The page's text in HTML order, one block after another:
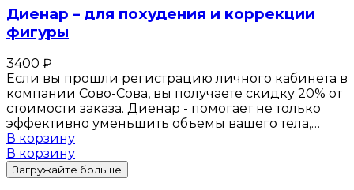
Диенар – для похудения и коррекции
фигуры
3400 ₽
Если вы прошли регистрацию личного кабинета в
компании Сово-Сова, вы получаете скидку 20% от
стоимости заказа. Диенар - помогает не только
эффективно уменьшить объемы вашего тела,…
В корзину
В корзину
Загружайте больше